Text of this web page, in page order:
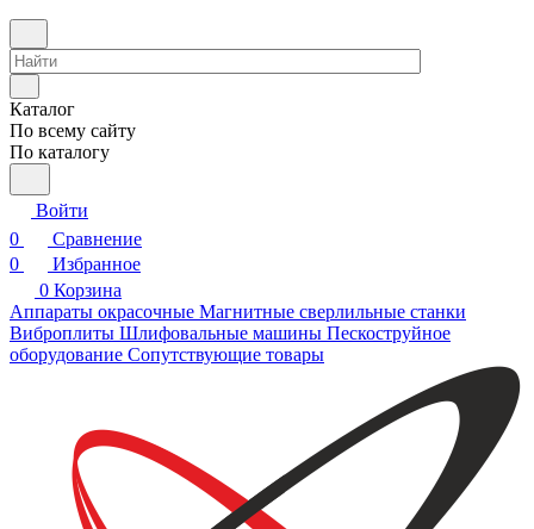
Каталог
По всему сайту
По каталогу
Войти
0
Сравнение
0
Избранное
0 Корзина
Аппараты окрасочные Магнитные сверлильные станки
Виброплиты Шлифовальные машины Пескоструйное
оборудование Сопутствующие товары